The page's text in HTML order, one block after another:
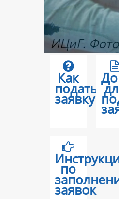
Как
подать
заявку
по
заявок